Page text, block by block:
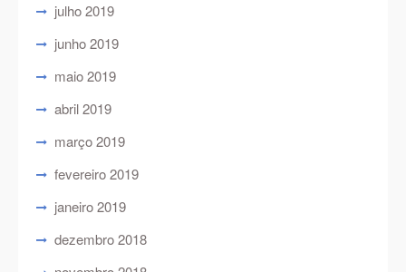
julho 2019
junho 2019
maio 2019
abril 2019
março 2019
fevereiro 2019
janeiro 2019
dezembro 2018